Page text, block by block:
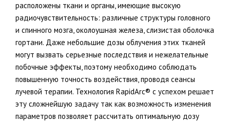
расположены ткани и органы, имеющие высокую
радиочувствительность: различные структуры головного
и спинного мозга, околоушная железа, слизистая оболочка
гортани. Даже небольшие дозы облучения этих тканей
могут вызвать серьезные последствия и нежелательные
побочные эффекты, поэтому необходимо соблюдать
повышенную точность воздействия, проводя сеансы
лучевой терапии. Технология RapidArc® с успехом решает
эту сложнейшую задачу так как возможность изменения
параметров позволяет рассчитать оптимальную дозу